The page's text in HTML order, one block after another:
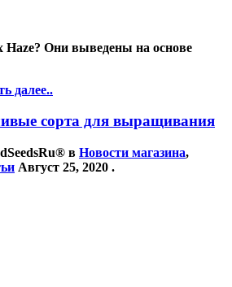
Haze? Они выведены на основе
далее..
сорта для выращивания
в Новости магазина,
Август 25, 2020 .